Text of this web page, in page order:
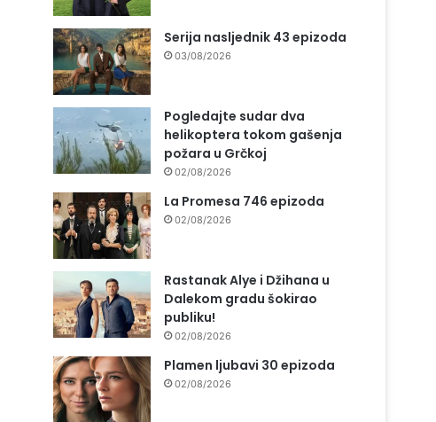
Serija nasljednik 43 epizoda
03/08/2026
Pogledajte sudar dva
helikoptera tokom gašenja
požara u Grčkoj
02/08/2026
La Promesa 746 epizoda
02/08/2026
Rastanak Alye i Džihana u
Dalekom gradu šokirao
publiku!
02/08/2026
Plamen ljubavi 30 epizoda
02/08/2026